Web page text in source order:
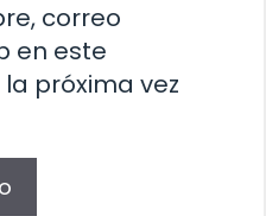
correo
en este
próxima vez